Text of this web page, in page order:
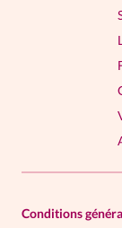
Conditions